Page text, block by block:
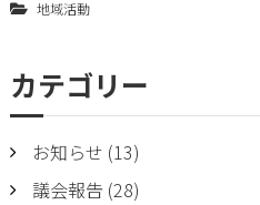
ce
b
o
o
k
er
地域活動
カテゴリー
お知らせ (13)
議会報告(28)